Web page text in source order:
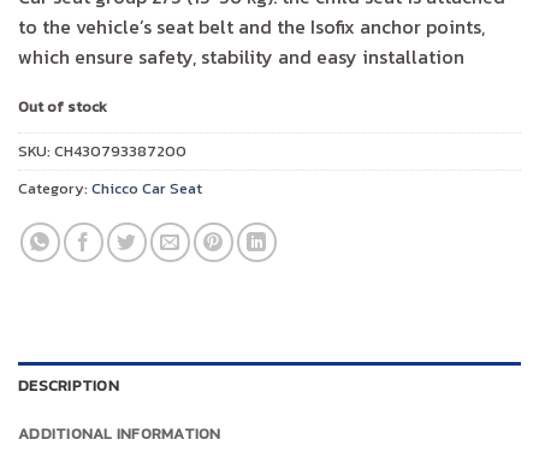
to the vehicle’s seat belt and the Isofix anchor points,
which ensure safety, stability and easy installation
Out of stock
SKU: CH430793387200
Category: Chicco Car Seat
DESCRIPTION
ADDITIONAL INFORMATION